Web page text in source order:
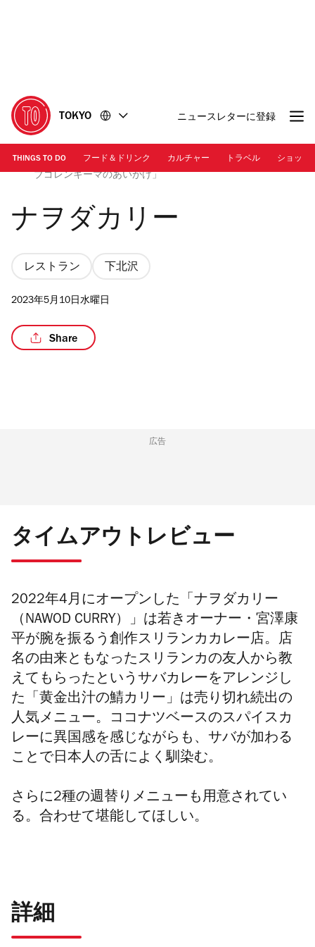
に
移
動
移
動
TOKYO ニュースレターに登録
THINGS TO DO フード＆ドリンク カルチャー トラベル ショッピ
Photo: Soreto Takagi | 「黄金出汁の鯖カリーとバビルン
ブゴレンキーマのあいがけ」
ナヲダカリー
レストラン 下北沢
2023年5月10日水曜日
Share
広告
タイムアウトレビュー
2022年4月にオープンした「ナヲダカリー
（NAWOD CURRY）」は若きオーナー・宮澤康
平が腕を振るう創作スリランカカレー店。店
名の由来ともなったスリランカの友人から教
えてもらったというサバカレーをアレンジし
た「黄金出汁の鯖カリー」は売り切れ続出の
人気メニュー。ココナツベースのスパイスカ
レーに異国感を感じながらも、サバが加わる
ことで日本人の舌によく馴染む。
さらに2種の週替りメニューも用意されてい
る。合わせて堪能してほしい。
詳細